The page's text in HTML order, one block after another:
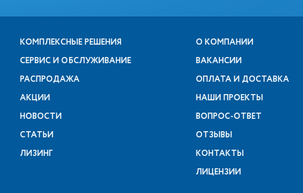
КОМПЛЕКСНЫЕ РЕШЕНИЯ
СЕРВИС И ОБСЛУЖИВАНИЕ
РАСПРОДАЖА
АКЦИИ
НОВОСТИ
СТАТЬИ
ЛИЗИНГ
О КОМПАНИИ
ВАКАНСИИ
ОПЛАТА И ДОСТАВКА
НАШИ ПРОЕКТЫ
ВОПРОС-ОТВЕТ
ОТЗЫВЫ
КОНТАКТЫ
ЛИЦЕНЗИИ